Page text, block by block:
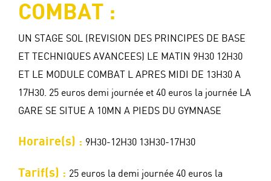
COMBAT :
UN STAGE SOL (REVISION DES PRINCIPES DE BASE
ET TECHNIQUES AVANCEES) LE MATIN 9H30 12H30
ET LE MODULE COMBAT L APRES MIDI DE 13H30 A
17H30. 25 euros demi journée et 40 euros la journée LA
GARE SE SITUE A 10MN A PIEDS DU GYMNASE
Horaire(s) : 9H30-12H30 13H30-17H30
Tarif(s) : 25 euros la demi journée 40 euros la